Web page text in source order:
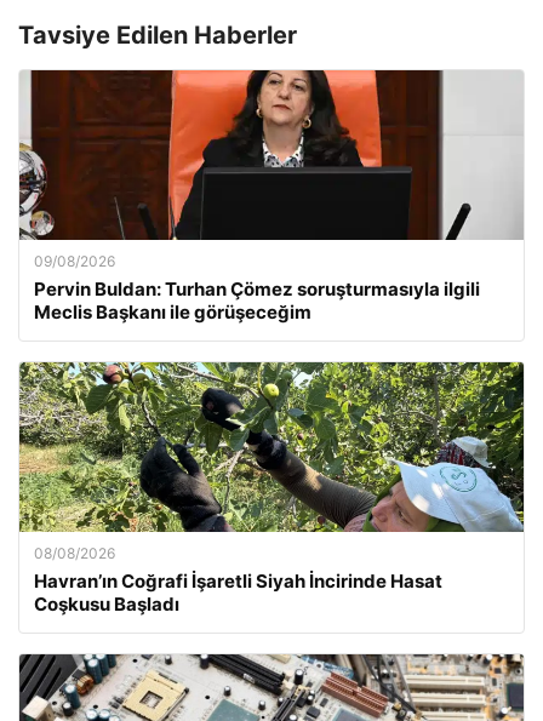
Tavsiye Edilen Haberler
09/08/2026
Pervin Buldan: Turhan Çömez soruşturmasıyla ilgili
Meclis Başkanı ile görüşeceğim
08/08/2026
Havran’ın Coğrafi İşaretli Siyah İncirinde Hasat
Coşkusu Başladı